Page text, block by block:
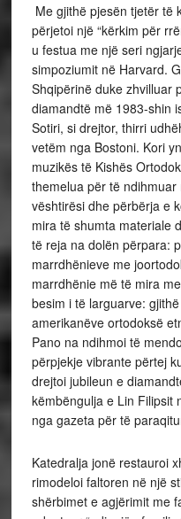
Me gjithë pjesën tjetër të
përjetoi një “kërkim për
u festua me një seri
simpoziumit në Harvard.
Shqipërinë duke zhvilluar
diamandtë më 1983-shin
Sotiri, si drejtor, thirri
vetëm nga Bostoni. Kori
muzikës të Kishës
themelua për të
vështirësi dhe përbërja e
mira të shumta materiale
të reja na dolën përpara:
marrdhënieve me
marrdhënie më të mira
besim i të larguarve:
amerikanëve ortodoksë
Pano na ndihmoi të
përpjekje vibrante përtej
drejtoi jubileun e
këmbëngulja e Lin Filipsit
nga gazeta për të
Katedralja jonë restauroi
rimodeloi faltoren në një
shërbimet e agjërimit me